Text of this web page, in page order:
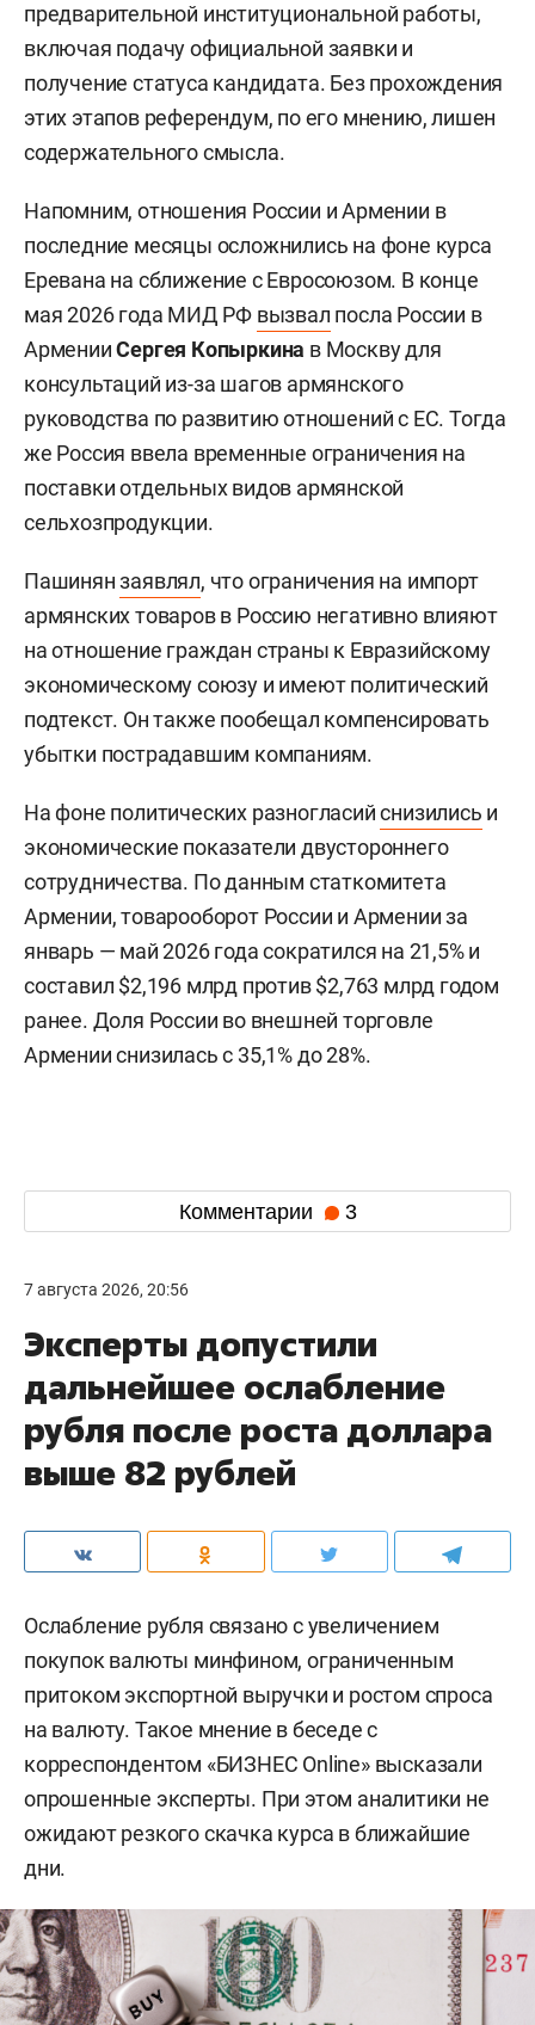
предварительной институциональной работы,
включая подачу официальной заявки и
получение статуса кандидата. Без прохождения
этих этапов референдум, по его мнению, лишен
содержательного смысла.
Напомним, отношения России и Армении в
последние месяцы осложнились на фоне курса
Еревана на сближение с Евросоюзом. В конце
мая 2026 года МИД РФ вызвал посла России в
АрменииСергея Копыркина в Москву для
консультаций из-за шагов армянского
руководства по развитию отношений с ЕС. Тогда
же Россия ввела временные ограничения на
поставки отдельных видов армянской
сельхозпродукции.
Пашинянзаявлял, что ограничения на импорт
армянских товаров в Россию негативно влияют
на отношение граждан страны к Евразийскому
экономическому союзу и имеют политический
подтекст. Он также пообещал компенсировать
убытки пострадавшим компаниям.
На фоне политических разногласийснизились и
экономические показатели двустороннего
сотрудничества. По данным статкомитета
Армении, товарооборот России и Армении за
январь — май 2026 года сократился на 21,5% и
составил $2,196 млрд против $2,763 млрд годом
ранее. Доля России во внешней торговле
Армении снизилась с 35,1% до 28%.
Комментарии 3
7 августа 2026, 20:56
Эксперты допустили
дальнейшее ослабление
рубля после роста доллара
выше 82 рублей
Ослабление рубля связано с увеличением
покупок валюты минфином, ограниченным
притоком экспортной выручки и ростом спроса
на валюту. Такое мнение в беседе с
корреспондентом «БИЗНЕС Online» высказали
опрошенные эксперты. При этом аналитики не
ожидают резкого скачка курса в ближайшие
дни.